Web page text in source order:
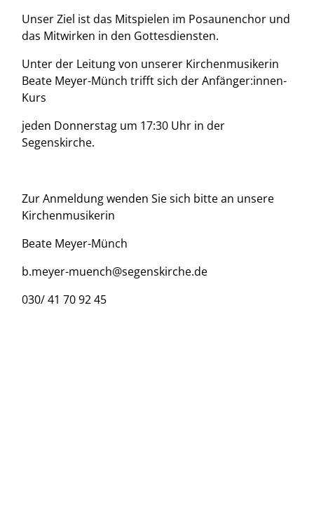
Unser Ziel ist das Mitspielen im Posaunenchor und
das Mitwirken in den Gottesdiensten.
Unter der Leitung von unserer Kirchenmusikerin
Beate Meyer-Münch trifft sich der Anfänger:innen-
Kurs
jeden Donnerstag um 17:30 Uhr in der
Segenskirche.
Zur Anmeldung wenden Sie sich bitte an unsere
Kirchenmusikerin
Beate Meyer-Münch
b.meyer-muench@segenskirche.de
030/ 41 70 92 45